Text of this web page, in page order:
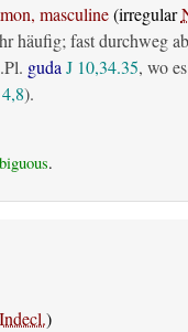
masculine(irregular
häufig; fast durchweg
guda J 10,34.35, wo
).
.
)